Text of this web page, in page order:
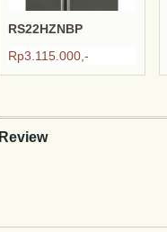
RS22HZNBP
Rp3.115.000,-
Review